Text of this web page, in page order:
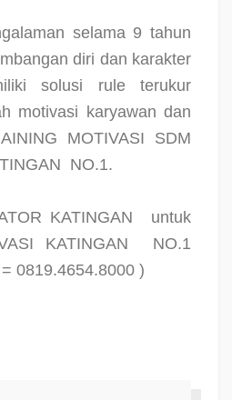
selama 9 tahun
diri dan karakter
solusi rule terukur
motivasi karyawan dan
MOTIVASI SDM
NO.1.
KATINGAN
untuk
KATINGAN
NO.1
0819.4654.8000 )